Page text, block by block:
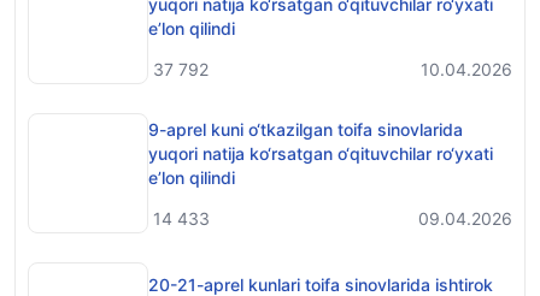
e’lon qilindi
37 792
10.04.2026
9-aprel kuni o‘tkazilgan toifa sinovlarida
yuqori natija ko‘rsatgan o‘qituvchilar ro‘yxati
e’lon qilindi
14 433
09.04.2026
20-21-aprel kunlari toifa sinovlarida ishtirok